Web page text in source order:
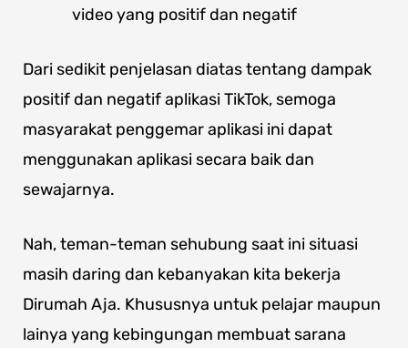
video yang positif dan negatif
Dari sedikit penjelasan diatas tentang dampak
positif dan negatif aplikasi TikTok, semoga
masyarakat penggemar aplikasi ini dapat
menggunakan aplikasi secara baik dan
sewajarnya.
Nah, teman-teman sehubung saat ini situasi
masih daring dan kebanyakan kita bekerja
Dirumah Aja. Khususnya untuk pelajar maupun
lainya yang kebingungan membuat sarana